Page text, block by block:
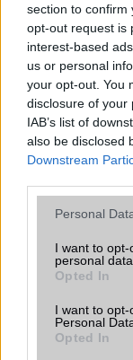
section to confirm
opt-out request is
interest-based
us or personal
your opt-out. You
disclosure of your
IAB’s list of
also be disclosed
Downstream
Please note that
not limited to
grant or deny
use your data for
consent section.
Personal
I want to
personal data.
Opted In
I want to
Personal
Opted In
Java
Flash/
SNS integráció
Organizer
T9 szótár
Office
Iránytũ
Extrák
EGYÉB
Vibra jelzés